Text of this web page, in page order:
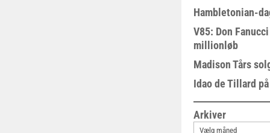
Hambletonian-
V85: Don
millionløb
Madison Tårs
Idao de Tillard
Arkiver